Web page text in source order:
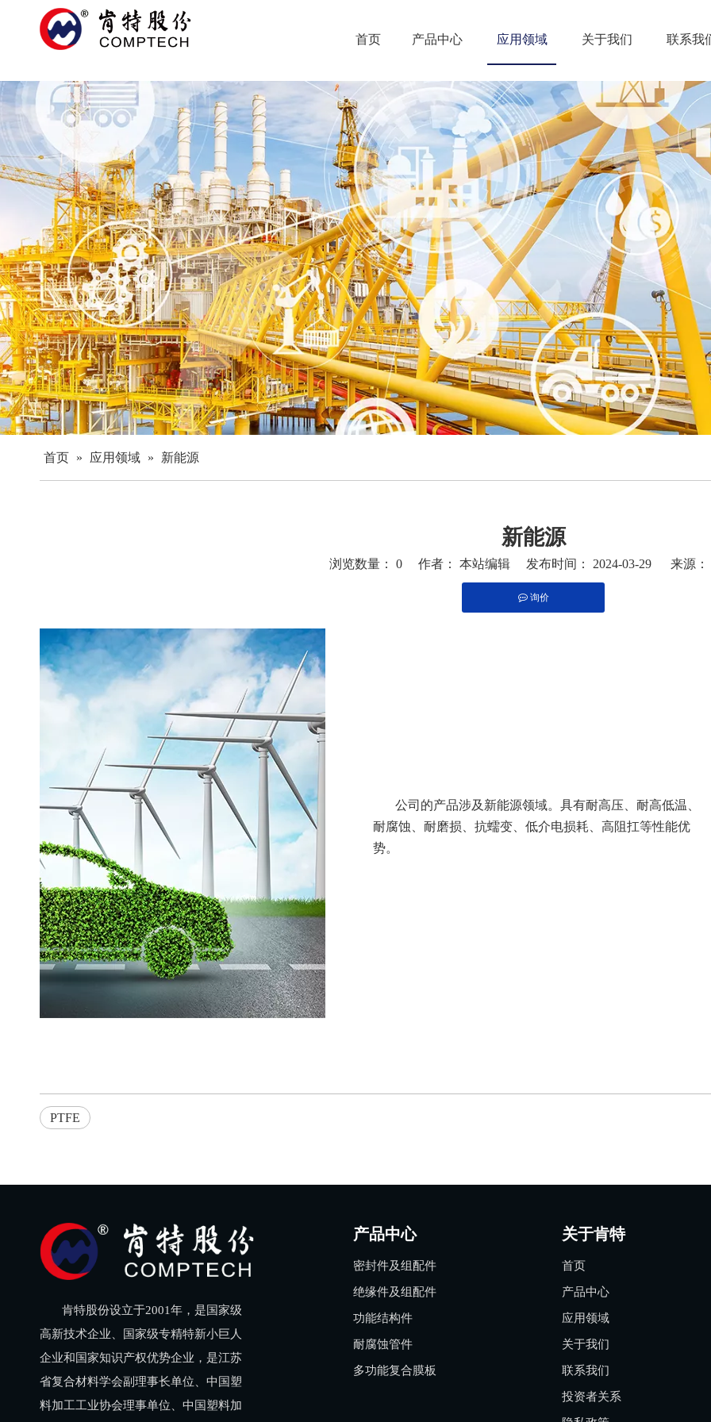
首页 产品中心 应用领域 关于我们 联系我
首页 » 应用领域 » 新能源
新能源
浏览数量： 0 作者： 本站编辑 发布时间： 2024-03-29 来源：
询价
["facebook","twitter","line","wechat","linkedin","pinterest","whatsapp","kakao","snapchat"]
公司的产品涉及新能源领域。具有耐高压、耐高低温、
耐腐蚀、耐磨损、抗蠕变、低介电损耗、高阻扛等性能优
势。
PTFE
肯特股份设立于2001年，是国家级
高新技术企业、国家级专精特新小巨人
企业和国家知识产权优势企业，是江苏
省复合材料学会副理事长单位、中国塑
料加工工业协会理事单位、中国塑料加
产品中心
密封件及组配件
绝缘件及组配件
功能结构件
耐腐蚀管件
多功能复合膜板
关于肯特
首页
产品中心
应用领域
关于我们
联系我们
投资者关系